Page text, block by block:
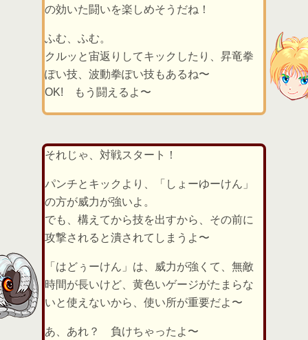
の効いた闘いを楽しめそうだね！
ふむ、ふむ。
クルッと宙返りしてキックしたり、昇竜拳
ぽい技、波動拳ぽい技もあるね〜
OK! もう闘えるよ〜
それじゃ、対戦スタート！
パンチとキックより、「しょーゆーけん」
の方が威力が強いよ。
でも、構えてから技を出すから、その前に
攻撃されると潰されてしまうよ〜
「はどぅーけん」は、威力が強くて、無敵
時間が長いけど、黄色いゲージがたまらな
いと使えないから、使い所が重要だよ〜
あ、あれ？ 負けちゃったよ〜